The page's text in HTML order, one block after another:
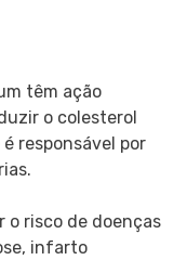
têm ação
o colesterol
responsável por
o risco de doenças
infarto